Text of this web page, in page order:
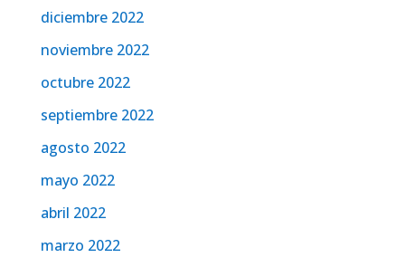
diciembre 2022
noviembre 2022
octubre 2022
septiembre 2022
agosto 2022
mayo 2022
abril 2022
marzo 2022